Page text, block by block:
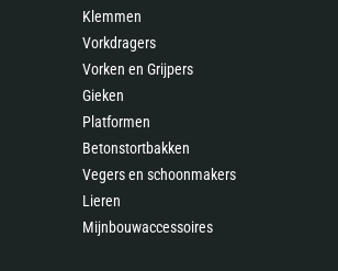
Klemmen
Vorkdragers
Vorken en Grijpers
Gieken
Platformen
Betonstortbakken
Vegers en schoonmakers
Lieren
Mijnbouwaccessoires